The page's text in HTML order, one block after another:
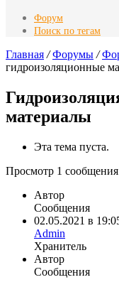
Форум
Поиск по тегам
Главная / Форумы /
гидроизоляционные
материалы
Эта тема пуста.
Просмотр 1
Автор
Сообщения
02.05.2021 в
Admin
Хранитель
Автор
Сообщения